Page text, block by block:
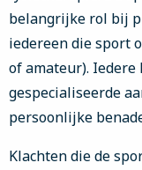
belangrijke rol bij
iedereen die sport
of amateur).
gespecialiseerde
persoonlijke
Klachten die de